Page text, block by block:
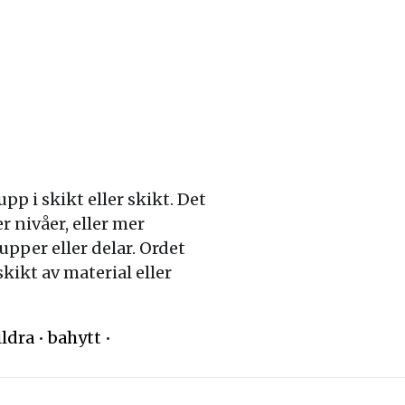
i skikt eller skikt. Det
nivåer, eller mer
eller delar. Ordet
av material eller
•bahytt •